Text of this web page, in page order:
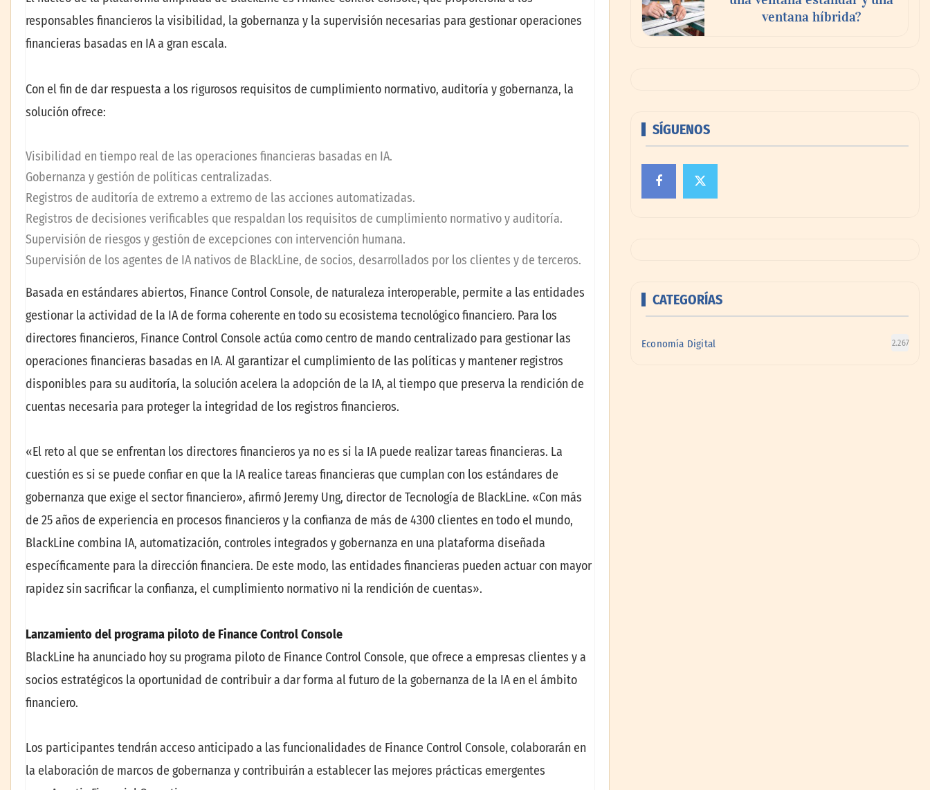
responsables financieros la visibilidad, la gobernanza y la supervisión necesarias para gestionar operaciones
financieras basadas en IA a gran escala.
Con el fin de dar respuesta a los rigurosos requisitos de cumplimiento normativo, auditoría y gobernanza, la
solución ofrece:
Visibilidad en tiempo real de las operaciones financieras basadas en IA.
Gobernanza y gestión de políticas centralizadas.
Registros de auditoría de extremo a extremo de las acciones automatizadas.
Registros de decisiones verificables que respaldan los requisitos de cumplimiento normativo y auditoría.
Supervisión de riesgos y gestión de excepciones con intervención humana.
Supervisión de los agentes de IA nativos de BlackLine, de socios, desarrollados por los clientes y de terceros.
Basada en estándares abiertos, Finance Control Console, de naturaleza interoperable, permite a las entidades
gestionar la actividad de la IA de forma coherente en todo su ecosistema tecnológico financiero. Para los
directores financieros, Finance Control Console actúa como centro de mando centralizado para gestionar las
operaciones financieras basadas en IA. Al garantizar el cumplimiento de las políticas y mantener registros
disponibles para su auditoría, la solución acelera la adopción de la IA, al tiempo que preserva la rendición de
cuentas necesaria para proteger la integridad de los registros financieros.
«El reto al que se enfrentan los directores financieros ya no es si la IA puede realizar tareas financieras. La
cuestión es si se puede confiar en que la IA realice tareas financieras que cumplan con los estándares de
gobernanza que exige el sector financiero», afirmó Jeremy Ung, director de Tecnología de BlackLine. «Con más
de 25 años de experiencia en procesos financieros y la confianza de más de 4300 clientes en todo el mundo,
BlackLine combina IA, automatización, controles integrados y gobernanza en una plataforma diseñada
específicamente para la dirección financiera. De este modo, las entidades financieras pueden actuar con mayor
rapidez sin sacrificar la confianza, el cumplimiento normativo ni la rendición de cuentas».
Lanzamiento del programa piloto de Finance Control Console
BlackLine ha anunciado hoy su programa piloto de Finance Control Console, que ofrece a empresas clientes y a
socios estratégicos la oportunidad de contribuir a dar forma al futuro de la gobernanza de la IA en el ámbito
financiero.
Los participantes tendrán acceso anticipado a las funcionalidades de Finance Control Console, colaborarán en
la elaboración de marcos de gobernanza y contribuirán a establecer las mejores prácticas emergentes
ventana híbrida?
SÍGUENOS
CATEGORÍAS
Economía Digital 2.267